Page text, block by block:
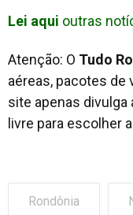
Lei aqui outras
Atenção: O Tudo
aéreas, pacotes de
site apenas
livre para escolher
Rondônia